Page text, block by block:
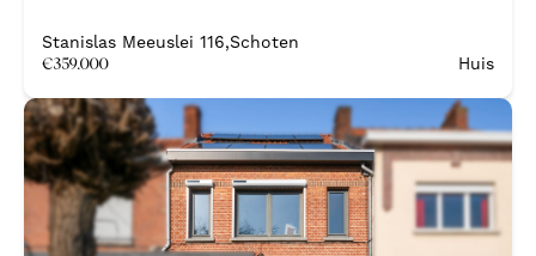
Stanislas Meeuslei 116,Schoten
€359.000 Huis